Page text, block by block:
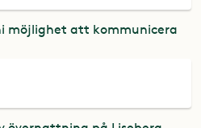
möjlighet att kommunicera